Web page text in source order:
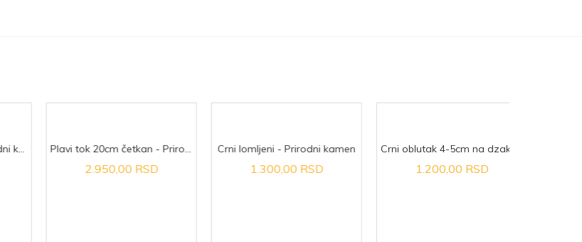
Beli mermer 5cm - Prirodni kamen Plavi tok 20cm četkan - Prirodni kamen
2.950,00 RSD
Crni lomljeni - Prirodni kamen
1.300,00 RSD
Crni oblutak 4-5cm na dzak 25kg- Prirodni kamen
1.200,00 RSD